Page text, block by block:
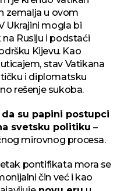
zemalja u ovom
Ukrajini mogla bi
Rusiju i podstaći
Kijevu. Kao
stav Vatikana
i diplomatsku
rešenje sukoba.
su papini postupci
svetsku politiku –
mirovnog procesa.
pontifikata mora se
čin već i kao